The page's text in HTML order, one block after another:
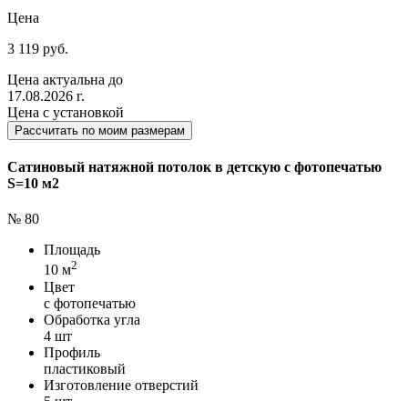
Цена
3 119 руб.
Цена актуальна до
17.08.2026 г.
Цена с установкой
Рассчитать по моим размерам
Сатиновый натяжной потолок в детскую с фотопечатью
S=10 м2
№ 80
Площадь
10 м2
Цвет
с фотопечатью
Обработка угла
4 шт
Профиль
пластиковый
Изготовление отверстий